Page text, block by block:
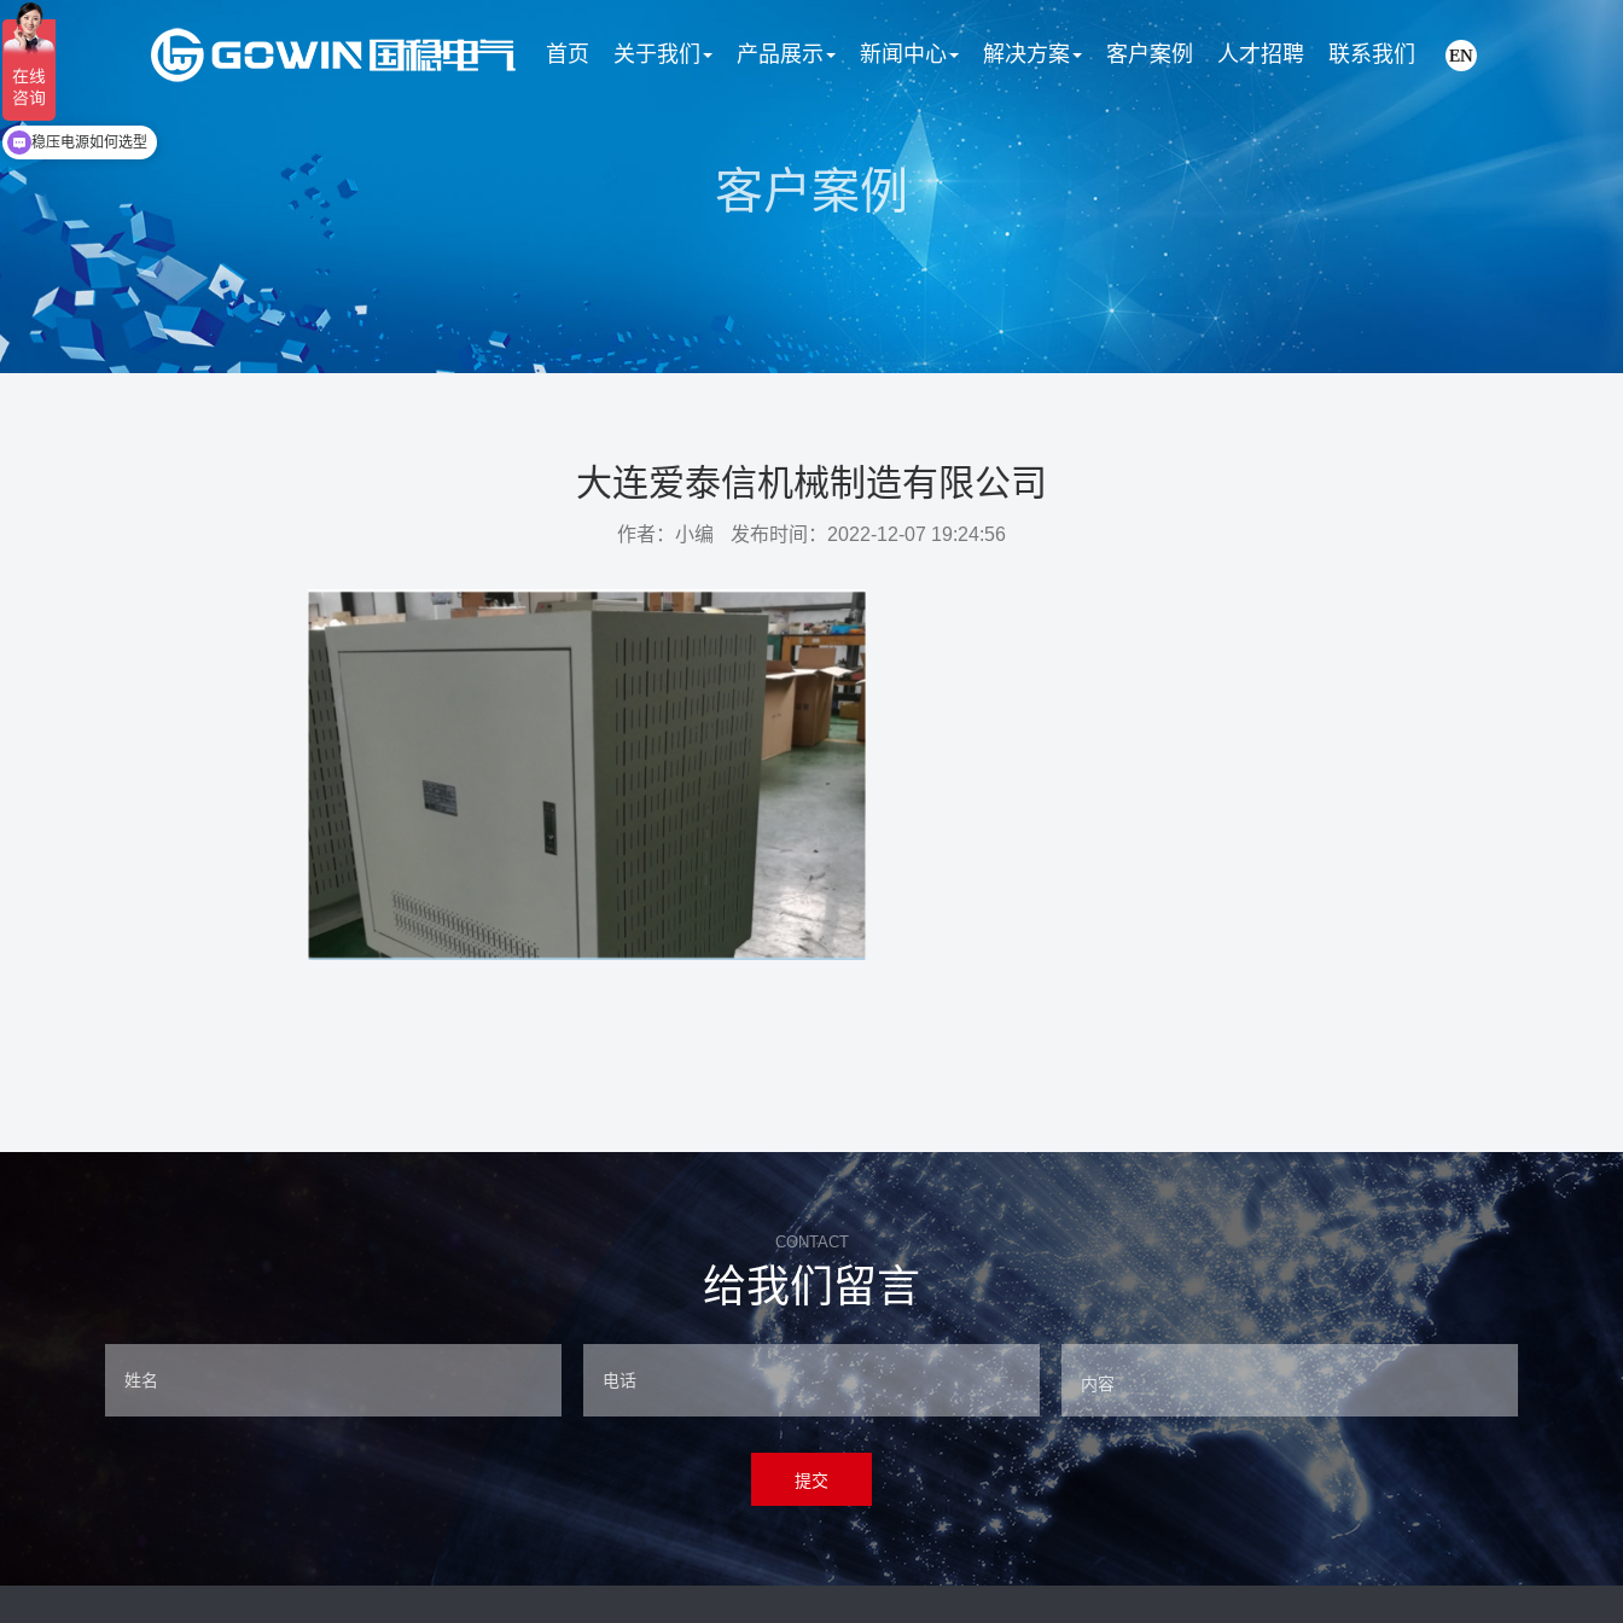
EN
首页 关于我们 产品展示 新闻中心 解决方案 客户案例 人才招聘 联系我们
客户案例
大连爱泰信机械制造有限公司
作者：小编 发布时间：2022-12-07 19:24:56
CONTACT
给我们留言
提交
稳压电源如何选型